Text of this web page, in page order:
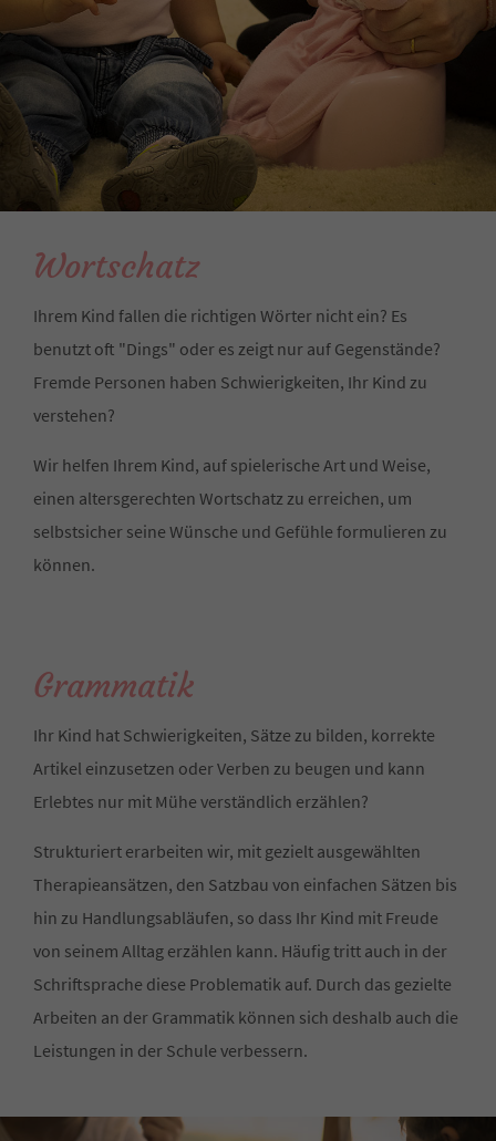
Wortschatz
Ihrem Kind fallen die richtigen Wörter nicht ein? Es
benutzt oft "Dings" oder es zeigt nur auf Gegenstände?
Fremde Personen haben Schwierigkeiten, Ihr Kind zu
verstehen?
Wir helfen Ihrem Kind, auf spielerische Art und Weise,
einen altersgerechten Wortschatz zu erreichen, um
selbstsicher seine Wünsche und Gefühle formulieren zu
können.
Grammatik
Ihr Kind hat Schwierigkeiten, Sätze zu bilden, korrekte
Artikel einzusetzen oder Verben zu beugen und kann
Erlebtes nur mit Mühe verständlich erzählen?
Strukturiert erarbeiten wir, mit gezielt ausgewählten
Therapieansätzen, den Satzbau von einfachen Sätzen bis
hin zu Handlungsabläufen, so dass Ihr Kind mit Freude
von seinem Alltag erzählen kann. Häufig tritt auch in der
Schriftsprache diese Problematik auf. Durch das gezielte
Arbeiten an der Grammatik können sich deshalb auch die
Leistungen in der Schule verbessern.